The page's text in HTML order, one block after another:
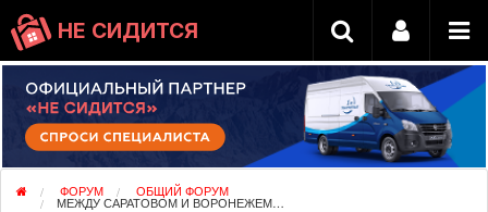
НЕ СИДИТСЯ
ФОРУМ ОБЩИЙ ФОРУМ
МЕЖДУ САРАТОВОМ И ВОРОНЕЖЕМ…